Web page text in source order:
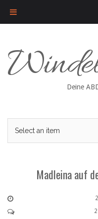
content
Deine
Madleina auf